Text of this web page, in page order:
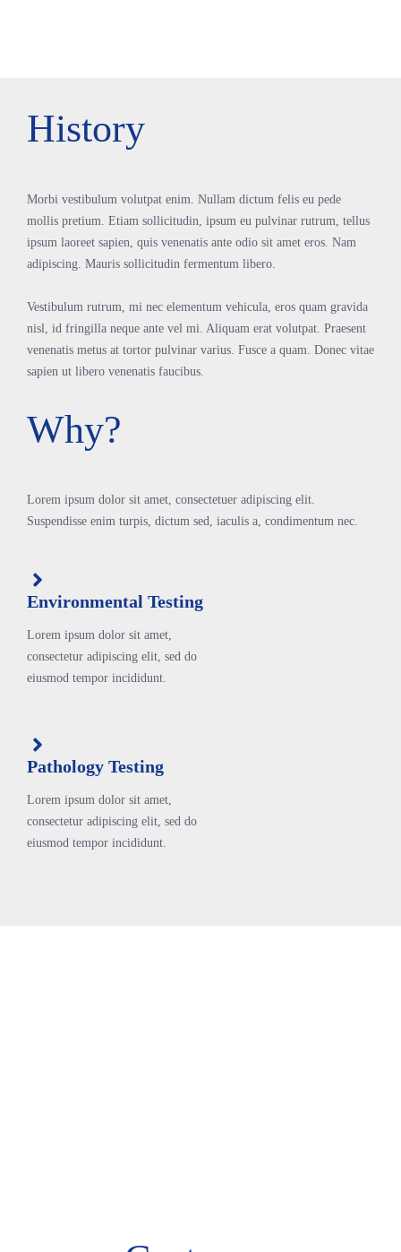
History
Morbi vestibulum volutpat enim. Nullam dictum felis eu pede
mollis pretium. Etiam sollicitudin, ipsum eu pulvinar rutrum, tellus
ipsum laoreet sapien, quis venenatis ante odio sit amet eros. Nam
adipiscing. Mauris sollicitudin fermentum libero.
Vestibulum rutrum, mi nec elementum vehicula, eros quam gravida
nisl, id fringilla neque ante vel mi. Aliquam erat volutpat. Praesent
venenatis metus at tortor pulvinar varius. Fusce a quam. Donec vitae
sapien ut libero venenatis faucibus.
Why?
Lorem ipsum dolor sit amet, consectetuer adipiscing elit.
Suspendisse enim turpis, dictum sed, iaculis a, condimentum nec.
Environmental Testing
Lorem ipsum dolor sit amet,
consectetur adipiscing elit, sed do
eiusmod tempor incididunt.
Pathology Testing
Lorem ipsum dolor sit amet,
consectetur adipiscing elit, sed do
eiusmod tempor incididunt.